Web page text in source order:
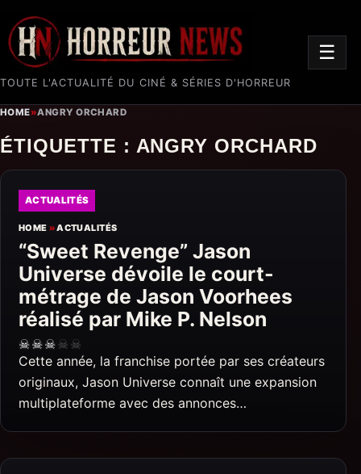
TOUTE L'ACTUALITÉ DU CINÉ & SÉRIES D'HORREUR
☰
HOME»ANGRY ORCHARD
ÉTIQUETTE : ANGRY ORCHARD
ACTUALITÉS
HOME »ACTUALITÉS
“Sweet Revenge” Jason
Universe dévoile le court-
métrage de Jason Voorhees
réalisé par Mike P. Nelson
☠☠☠☠ ☠
Cette année, la franchise portée par ses créateurs
originaux, Jason Universe connaît une expansion
multiplateforme avec des annonces…